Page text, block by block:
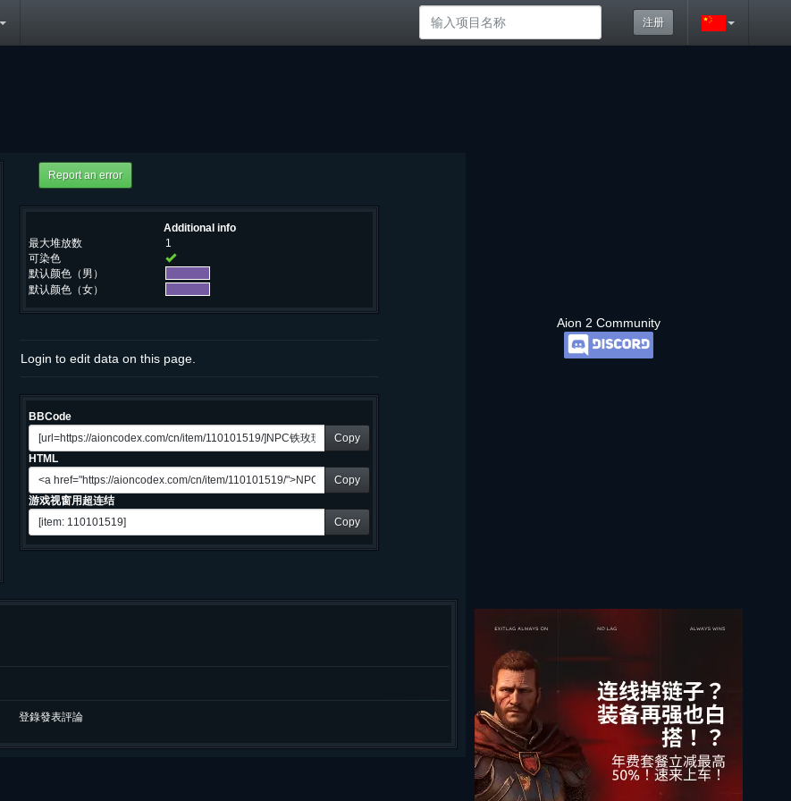
注册
Aion 2 Community
Additional info
最大堆放数
1
可染色
默认颜色（男）
默认颜色（女）
Login to edit data on this page.
BBCode
Copy
HTML
Copy
游戏视窗用超连结
Copy
登錄發表評論